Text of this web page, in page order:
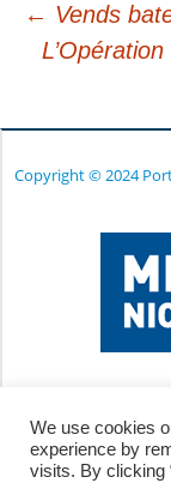
des
← Vends
Copyright © 2024
We use cookies
experience by
visits. By clicking